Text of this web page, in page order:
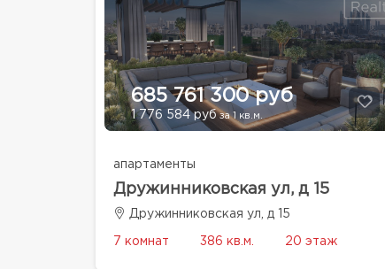
685 761 300 руб
1 776 584 рубза 1 кв.м.
апартаменты
Дружинниковская ул, д 15
Дружинниковская ул, д 15
7 комнат 386 кв.м. 20 этаж